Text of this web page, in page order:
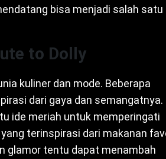
bisa menjadi salah satu
to Dolly
kuliner dan mode. Beberapa
dari gaya dan semangatnya.
ide meriah untuk memperingati
terinspirasi dari makanan
glamor tentu dapat menambah